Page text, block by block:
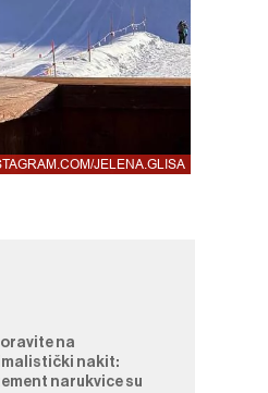
JELENA.GLISA
na
nakit:
narukvice su